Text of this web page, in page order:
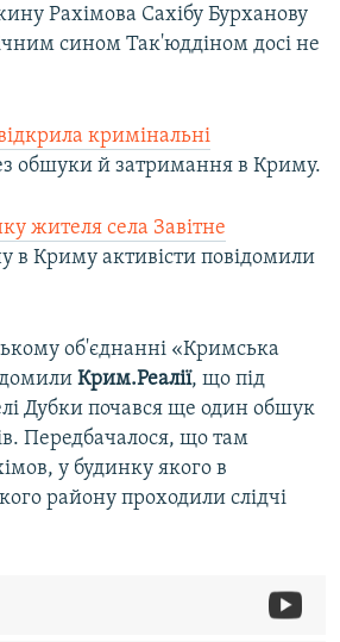
Рахімова Сахібу Бурханову
сином Так'юддіном досі не
кримінальні
обшуки й затримання в Криму.
жителя села Завітне
в Криму активісти повідомили
об'єднанні «Кримська
Крим.Реалії, що під
Дубки почався ще один обшук
Передбачалося, що там
у будинку якого в
району проходили слідчі